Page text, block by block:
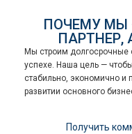
ПОЧЕМУ МЫ
ПАРТНЕР,
Мы строим
успехе. Наша цель —
стабильно, экономично и
развитии основного
Получить